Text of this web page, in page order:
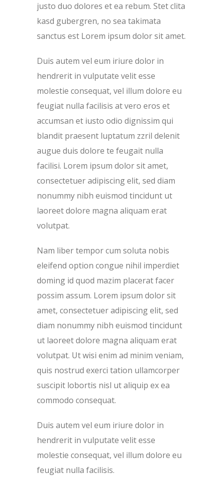
justo duo dolores et ea rebum. Stet clita
kasd gubergren, no sea takimata
sanctus est Lorem ipsum dolor sit amet.
Duis autem vel eum iriure dolor in
hendrerit in vulputate velit esse
molestie consequat, vel illum dolore eu
feugiat nulla facilisis at vero eros et
accumsan et iusto odio dignissim qui
blandit praesent luptatum zzril delenit
augue duis dolore te feugait nulla
facilisi. Lorem ipsum dolor sit amet,
consectetuer adipiscing elit, sed diam
nonummy nibh euismod tincidunt ut
laoreet dolore magna aliquam erat
volutpat.
Nam liber tempor cum soluta nobis
eleifend option congue nihil imperdiet
doming id quod mazim placerat facer
possim assum. Lorem ipsum dolor sit
amet, consectetuer adipiscing elit, sed
diam nonummy nibh euismod tincidunt
ut laoreet dolore magna aliquam erat
volutpat. Ut wisi enim ad minim veniam,
quis nostrud exerci tation ullamcorper
suscipit lobortis nisl ut aliquip ex ea
commodo consequat.
Duis autem vel eum iriure dolor in
hendrerit in vulputate velit esse
molestie consequat, vel illum dolore eu
feugiat nulla facilisis.